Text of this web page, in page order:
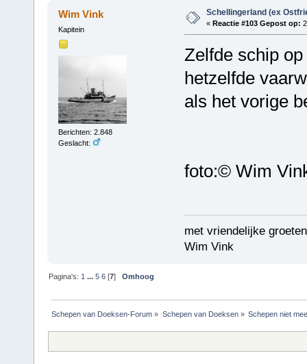
Wim Vink
Kapitein
Berichten: 2.848
Geslacht:
Schellingerland (ex
« Reactie #103 Gepost op:
Zelfde schip
hetzelfde
als het vorige
foto:© Wim
met vriendelijke
Wim Vink
Pagina's: 1 ...5 6 [7]Omhoog
Schepen van Doeksen-Forum » Schepen van Doeksen» Schepen niet